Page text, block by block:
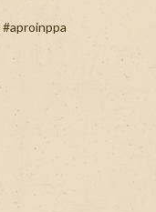
#aproinppa